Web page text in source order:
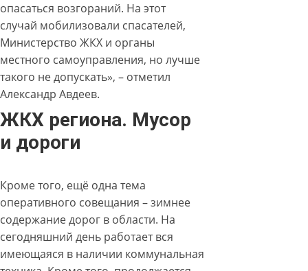
опасаться возгораний. На этот
случай мобилизовали спасателей,
Министерство ЖКХ и органы
местного самоуправления, но лучше
такого не допускать», – отметил
Александр Авдеев.
ЖКХ региона. Мусор
и дороги
Кроме того, ещё одна тема
оперативного совещания – зимнее
содержание дорог в области. На
сегодняшний день работает вся
имеющаяся в наличии коммунальная